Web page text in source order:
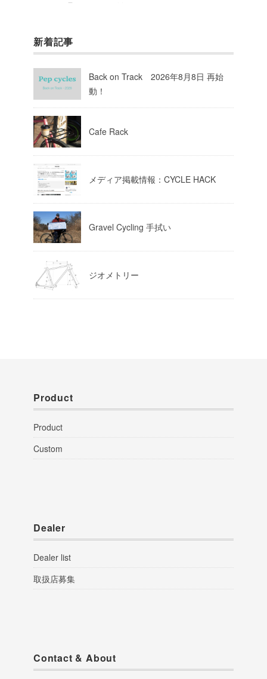
Pep cycles@大阪
今週はお知らせがいっぱいあるのでチ
ェックしてて下さいね！
新着記事
Back on Track 2026年8月8日 再始
動！
Cafe Rack
メディア掲載情報：CYCLE HACK
Gravel Cycling 手拭い
ジオメトリー
Product
Product
Custom
Dealer
Dealer list
取扱店募集
Contact & About